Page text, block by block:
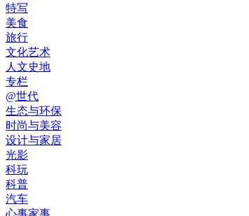
特写
美食
旅行
文化艺术
人文史地
专栏
@世代
生态与环保
时尚与美容
设计与家居
光影
科玩
科普
汽车
心事家事